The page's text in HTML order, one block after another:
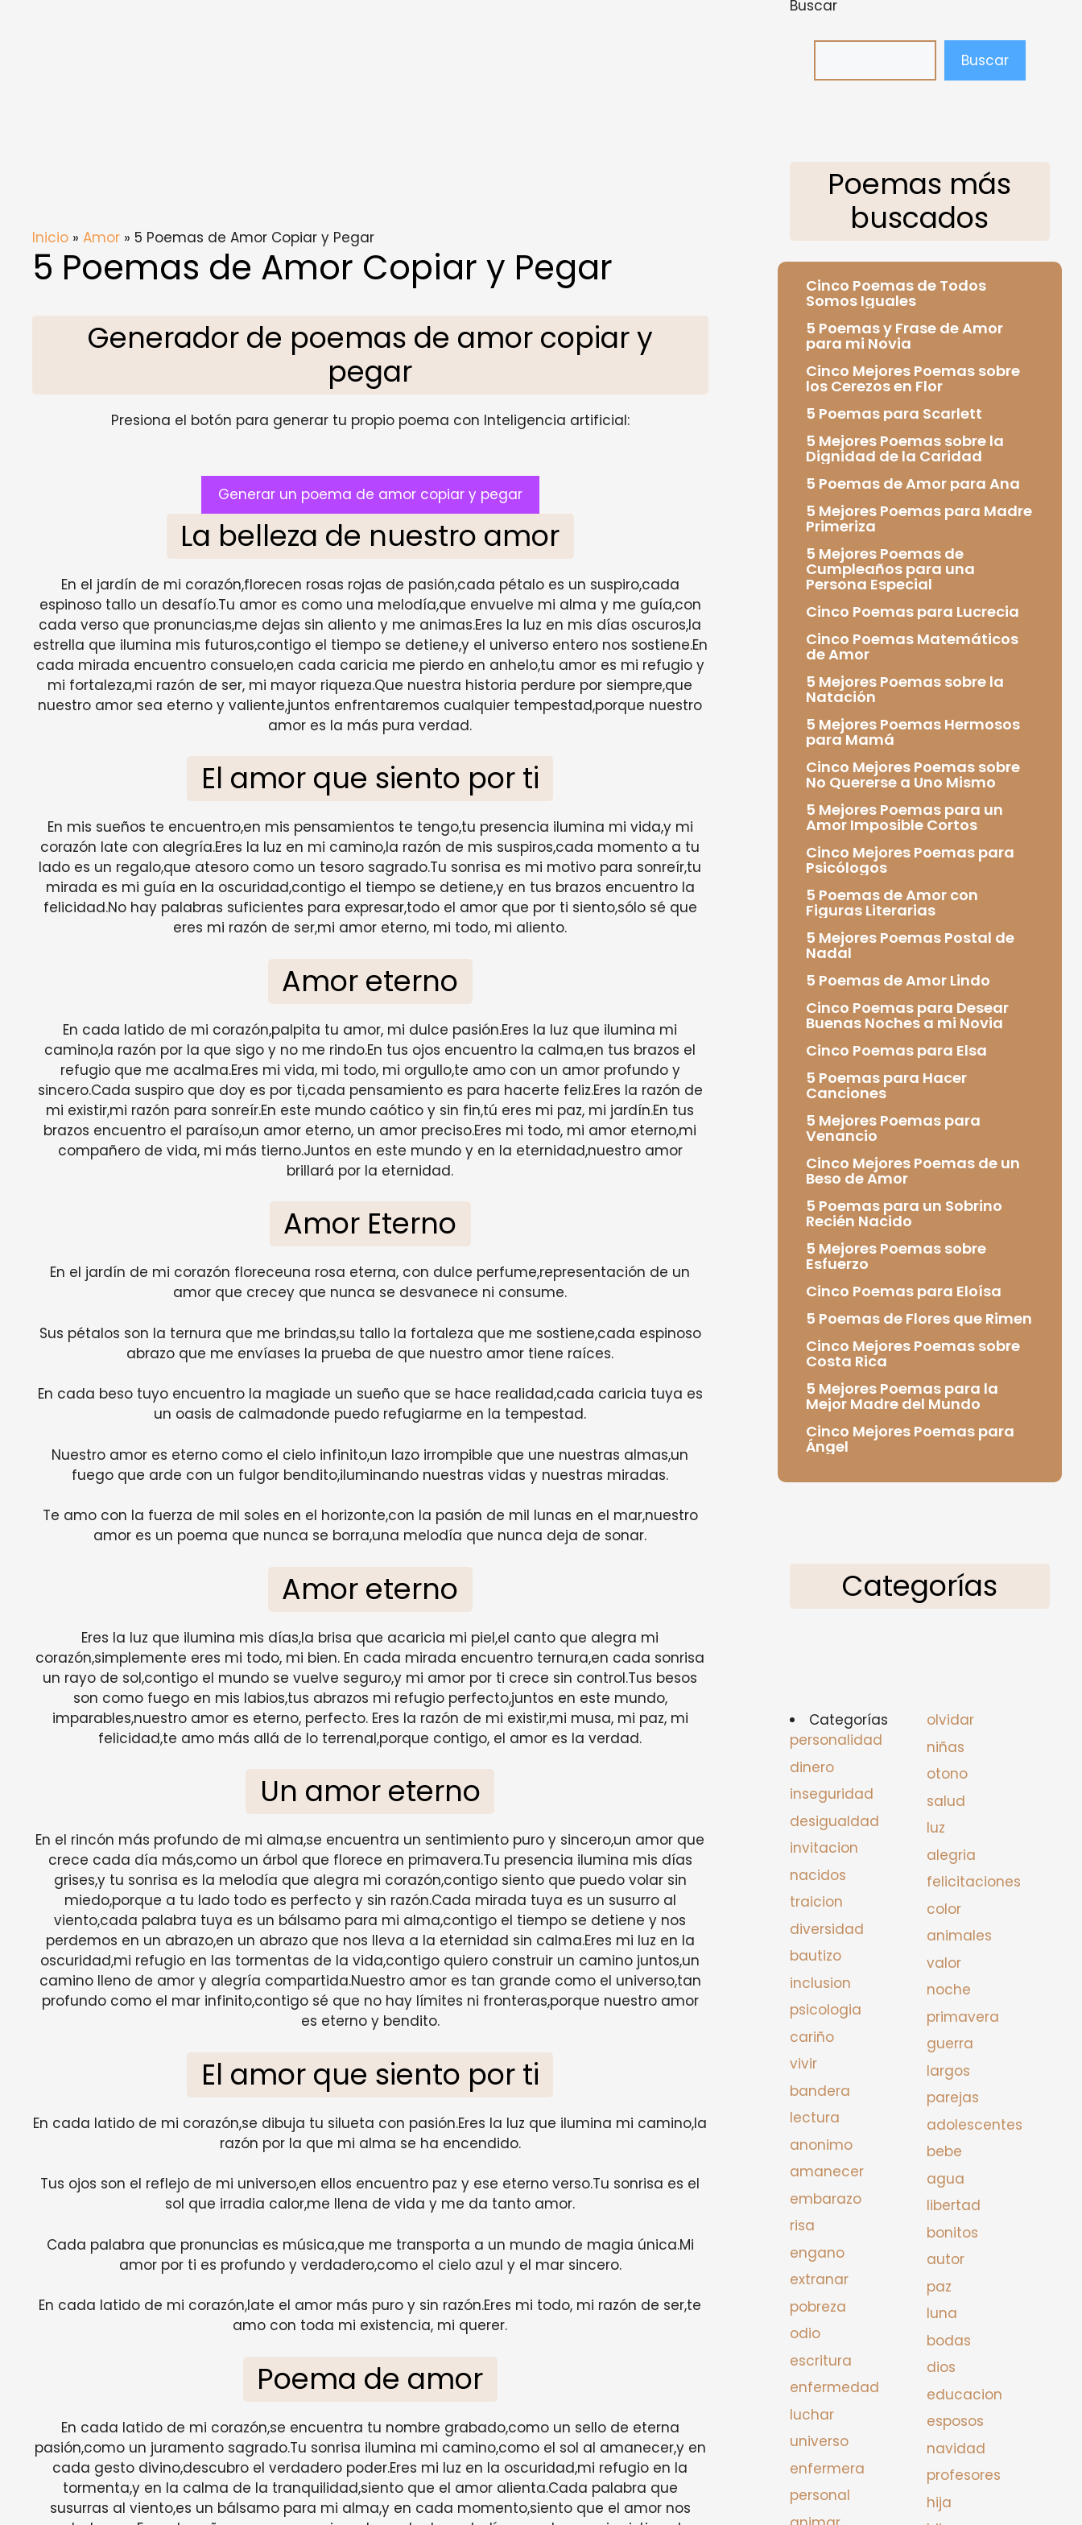
Inicio » Amor » 5 Poemas de Amor Copiar y Pegar
5 Poemas de Amor Copiar y Pegar
Generador de poemas de amor copiar y
pegar
Presiona el botón para generar tu propio poema con Inteligencia artificial:
Generar un poema de amor copiar y pegar
La belleza de nuestro amor
En el jardín de mi corazón,florecen rosas rojas de pasión,cada pétalo es un suspiro,cada
espinoso tallo un desafío.Tu amor es como una melodía,que envuelve mi alma y me guía,con
cada verso que pronuncias,me dejas sin aliento y me animas.Eres la luz en mis días oscuros,la
estrella que ilumina mis futuros,contigo el tiempo se detiene,y el universo entero nos sostiene.En
cada mirada encuentro consuelo,en cada caricia me pierdo en anhelo,tu amor es mi refugio y
mi fortaleza,mi razón de ser, mi mayor riqueza.Que nuestra historia perdure por siempre,que
nuestro amor sea eterno y valiente,juntos enfrentaremos cualquier tempestad,porque nuestro
amor es la más pura verdad.
El amor que siento por ti
En mis sueños te encuentro,en mis pensamientos te tengo,tu presencia ilumina mi vida,y mi
corazón late con alegría.Eres la luz en mi camino,la razón de mis suspiros,cada momento a tu
lado es un regalo,que atesoro como un tesoro sagrado.Tu sonrisa es mi motivo para sonreír,tu
mirada es mi guía en la oscuridad,contigo el tiempo se detiene,y en tus brazos encuentro la
felicidad.No hay palabras suficientes para expresar,todo el amor que por ti siento,sólo sé que
eres mi razón de ser,mi amor eterno, mi todo, mi aliento.
Amor eterno
En cada latido de mi corazón,palpita tu amor, mi dulce pasión.Eres la luz que ilumina mi
camino,la razón por la que sigo y no me rindo.En tus ojos encuentro la calma,en tus brazos el
refugio que me acalma.Eres mi vida, mi todo, mi orgullo,te amo con un amor profundo y
sincero.Cada suspiro que doy es por ti,cada pensamiento es para hacerte feliz.Eres la razón de
mi existir,mi razón para sonreír.En este mundo caótico y sin fin,tú eres mi paz, mi jardín.En tus
brazos encuentro el paraíso,un amor eterno, un amor preciso.Eres mi todo, mi amor eterno,mi
compañero de vida, mi más tierno.Juntos en este mundo y en la eternidad,nuestro amor
brillará por la eternidad.
Amor Eterno
En el jardín de mi corazón floreceuna rosa eterna, con dulce perfume,representación de un
amor que crecey que nunca se desvanece ni consume.
Sus pétalos son la ternura que me brindas,su tallo la fortaleza que me sostiene,cada espinoso
abrazo que me envíases la prueba de que nuestro amor tiene raíces.
En cada beso tuyo encuentro la magiade un sueño que se hace realidad,cada caricia tuya es
un oasis de calmadonde puedo refugiarme en la tempestad.
Nuestro amor es eterno como el cielo infinito,un lazo irrompible que une nuestras almas,un
fuego que arde con un fulgor bendito,iluminando nuestras vidas y nuestras miradas.
Te amo con la fuerza de mil soles en el horizonte,con la pasión de mil lunas en el mar,nuestro
amor es un poema que nunca se borra,una melodía que nunca deja de sonar.
Amor eterno
Eres la luz que ilumina mis días,la brisa que acaricia mi piel,el canto que alegra mi
corazón,simplemente eres mi todo, mi bien. En cada mirada encuentro ternura,en cada sonrisa
un rayo de sol,contigo el mundo se vuelve seguro,y mi amor por ti crece sin control.Tus besos
son como fuego en mis labios,tus abrazos mi refugio perfecto,juntos en este mundo,
imparables,nuestro amor es eterno, perfecto. Eres la razón de mi existir,mi musa, mi paz, mi
felicidad,te amo más allá de lo terrenal,porque contigo, el amor es la verdad.
Un amor eterno
En el rincón más profundo de mi alma,se encuentra un sentimiento puro y sincero,un amor que
crece cada día más,como un árbol que florece en primavera.Tu presencia ilumina mis días
grises,y tu sonrisa es la melodía que alegra mi corazón,contigo siento que puedo volar sin
miedo,porque a tu lado todo es perfecto y sin razón.Cada mirada tuya es un susurro al
viento,cada palabra tuya es un bálsamo para mi alma,contigo el tiempo se detiene y nos
perdemos en un abrazo,en un abrazo que nos lleva a la eternidad sin calma.Eres mi luz en la
oscuridad,mi refugio en las tormentas de la vida,contigo quiero construir un camino juntos,un
camino lleno de amor y alegría compartida.Nuestro amor es tan grande como el universo,tan
profundo como el mar infinito,contigo sé que no hay límites ni fronteras,porque nuestro amor
es eterno y bendito.
El amor que siento por ti
En cada latido de mi corazón,se dibuja tu silueta con pasión.Eres la luz que ilumina mi camino,la
razón por la que mi alma se ha encendido.
Tus ojos son el reflejo de mi universo,en ellos encuentro paz y ese eterno verso.Tu sonrisa es el
sol que irradia calor,me llena de vida y me da tanto amor.
Cada palabra que pronuncias es música,que me transporta a un mundo de magia única.Mi
amor por ti es profundo y verdadero,como el cielo azul y el mar sincero.
En cada latido de mi corazón,late el amor más puro y sin razón.Eres mi todo, mi razón de ser,te
amo con toda mi existencia, mi querer.
Poema de amor
En cada latido de mi corazón,se encuentra tu nombre grabado,como un sello de eterna
pasión,como un juramento sagrado.Tu sonrisa ilumina mi camino,como el sol al amanecer,y en
cada gesto divino,descubro el verdadero poder.Eres mi luz en la oscuridad,mi refugio en la
tormenta,y en la calma de la tranquilidad,siento que el amor alienta.Cada palabra que
susurras al viento,es un bálsamo para mi alma,y en cada momento,siento que el amor nos
Buscar
Buscar
Poemas más
buscados
Cinco Poemas de Todos
Somos Iguales
5 Poemas y Frase de Amor
para mi Novia
Cinco Mejores Poemas sobre
los Cerezos en Flor
5 Poemas para Scarlett
5 Mejores Poemas sobre la
Dignidad de la Caridad
5 Poemas de Amor para Ana
5 Mejores Poemas para Madre
Primeriza
5 Mejores Poemas de
Cumpleaños para una
Persona Especial
Cinco Poemas para Lucrecia
Cinco Poemas Matemáticos
de Amor
5 Mejores Poemas sobre la
Natación
5 Mejores Poemas Hermosos
para Mamá
Cinco Mejores Poemas sobre
No Quererse a Uno Mismo
5 Mejores Poemas para un
Amor Imposible Cortos
Cinco Mejores Poemas para
Psicólogos
5 Poemas de Amor con
Figuras Literarias
5 Mejores Poemas Postal de
Nadal
5 Poemas de Amor Lindo
Cinco Poemas para Desear
Buenas Noches a mi Novia
Cinco Poemas para Elsa
5 Poemas para Hacer
Canciones
5 Mejores Poemas para
Venancio
Cinco Mejores Poemas de un
Beso de Amor
5 Poemas para un Sobrino
Recién Nacido
5 Mejores Poemas sobre
Esfuerzo
Cinco Poemas para Eloísa
5 Poemas de Flores que Rimen
Cinco Mejores Poemas sobre
Costa Rica
5 Mejores Poemas para la
Mejor Madre del Mundo
Cinco Mejores Poemas para
Ángel
Categorías
Categorías
personalidad
dinero
inseguridad
desigualdad
invitacion
nacidos
traicion
diversidad
bautizo
inclusion
psicologia
cariño
vivir
bandera
lectura
anonimo
amanecer
embarazo
risa
engano
extranar
pobreza
odio
escritura
enfermedad
luchar
universo
enfermera
personal
olvidar
niñas
otono
salud
luz
alegria
felicitaciones
color
animales
valor
noche
primavera
guerra
largos
parejas
adolescentes
bebe
agua
libertad
bonitos
autor
paz
luna
bodas
dios
educacion
esposos
navidad
profesores
hija